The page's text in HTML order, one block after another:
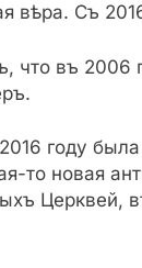
вѣра. Съ
что въ 2006
году
то новая
Церквей,